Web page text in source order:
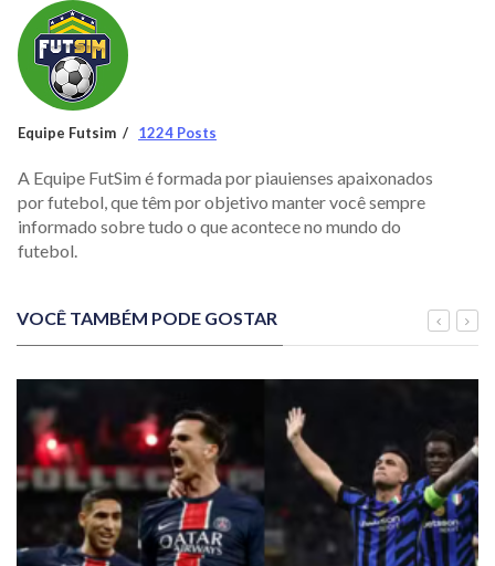
Equipe Futsim 1224 Posts
A Equipe FutSim é formada por piauienses apaixonados
por futebol, que têm por objetivo manter você sempre
informado sobre tudo o que acontece no mundo do
futebol.
VOCÊ TAMBÉM PODE GOSTAR